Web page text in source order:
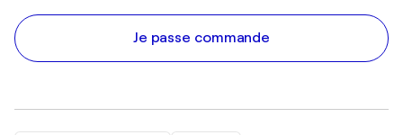
Je passe commande